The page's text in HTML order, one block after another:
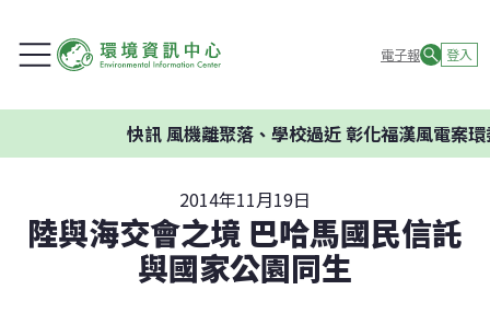
電子報 登入
風機離聚落、學校過近 彰化福漢風電案環委建
2014年11月19日
陸與海交會之境 巴哈馬國民信託
與國家公園同生